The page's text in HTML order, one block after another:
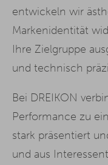
entwickeln wir
Markenidentität
Ihre Zielgruppe
und technisch
Bei DREIKON
Performance zu
stark präsentiert
und aus